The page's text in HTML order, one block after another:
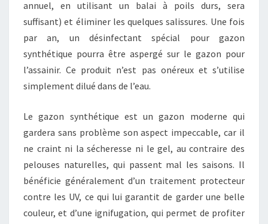
annuel, en utilisant un balai à poils durs, sera
suffisant) et éliminer les quelques salissures. Une fois
par an, un désinfectant spécial pour gazon
synthétique pourra être aspergé sur le gazon pour
l’assainir. Ce produit n’est pas onéreux et s’utilise
simplement dilué dans de l’eau.
Le gazon synthétique est un gazon moderne qui
gardera sans problème son aspect impeccable, car il
ne craint ni la sécheresse ni le gel, au contraire des
pelouses naturelles, qui passent mal les saisons. Il
bénéficie généralement d’un traitement protecteur
contre les UV, ce qui lui garantit de garder une belle
couleur, et d’une ignifugation, qui permet de profiter